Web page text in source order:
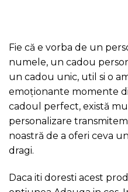
Fie că e vorba de un
numele, un cadou
un cadou unic, util si o
emoționante momente
cadoul perfect, există
personalizare
noastră de a oferi ceva
dragi.
Daca iti doresti acest